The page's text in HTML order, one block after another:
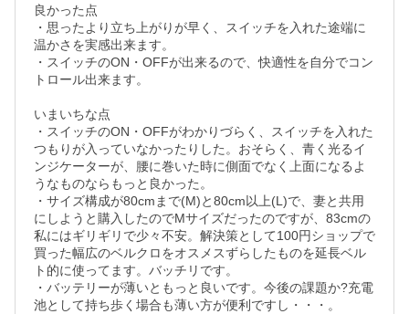
良かった点
・思ったより立ち上がりが早く、スイッチを入れた途端に
温かさを実感出来ます。
・スイッチのON・OFFが出来るので、快適性を自分でコン
トロール出来ます。
いまいちな点
・スイッチのON・OFFがわかりづらく、スイッチを入れた
つもりが入っていなかったりした。おそらく、青く光るイ
ンジケーターが、腰に巻いた時に側面でなく上面になるよ
うなものならもっと良かった。
・サイズ構成が80cmまで(M)と80cm以上(L)で、妻と共用
にしようと購入したのでMサイズだったのですが、83cmの
私にはギリギリで少々不安。解決策として100円ショップで
買った幅広のベルクロをオスメスずらしたものを延長ベル
ト的に使ってます。バッチリです。
・バッテリーが薄いともっと良いです。今後の課題か?充電
池として持ち歩く場合も薄い方が便利ですし・・・。